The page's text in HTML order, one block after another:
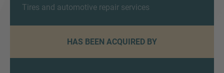
Tires and automotive repair services
HAS BEEN ACQUIRED BY
Datenschutzerklärungzur Kenntnis genommen